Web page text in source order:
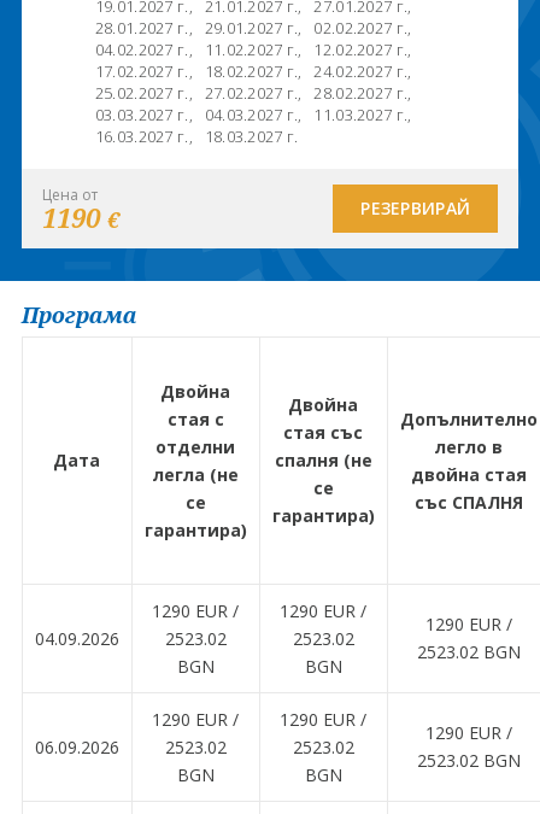
19.01.2027 г., 21.01.2027 г.,27.01.2027 г.,
28.01.2027 г., 29.01.2027 г., 02.02.2027 г.,
04.02.2027 г.,
11.02.2027 г., 12.02.2027 г.,
17.02.2027 г.,
18.02.2027 г.,24.02.2027 г.,
25.02.2027 г., 27.02.2027 г.,28.02.2027 г.,
03.03.2027 г., 04.03.2027 г., 11.03.2027 г.,
16.03.2027 г.,
18.03.2027 г.
РЕЗЕРВИРАЙ
Цена от
1190 €
Програма
Дата
Двойна
стая с
отделни
легла (не
се
гарантира)
Двойна
стая със
спалня (не
се
гарантира)
Допълнително
легло в
двойна стая
със СПАЛНЯ
04.09.2026
1290 EUR ∕
2523.02
BGN
1290 EUR ∕
2523.02
BGN
1290 EUR ∕
2523.02 BGN
06.09.2026
1290 EUR ∕
2523.02
BGN
1290 EUR ∕
2523.02
BGN
1290 EUR ∕
2523.02 BGN